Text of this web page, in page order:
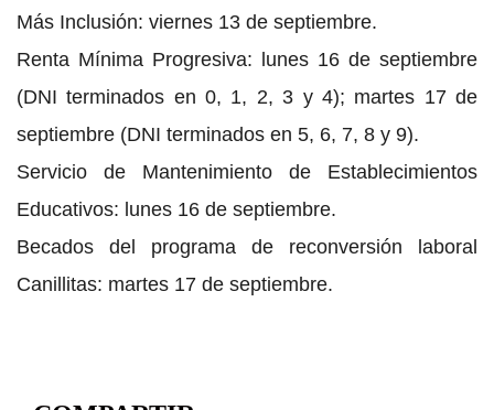
Más Inclusión: viernes 13 de septiembre.
Renta Mínima Progresiva: lunes 16 de septiembre
(DNI terminados en 0, 1, 2, 3 y 4); martes 17 de
septiembre (DNI terminados en 5, 6, 7, 8 y 9).
Servicio de Mantenimiento de Establecimientos
Educativos: lunes 16 de septiembre.
Becados del programa de reconversión laboral
Canillitas: martes 17 de septiembre.